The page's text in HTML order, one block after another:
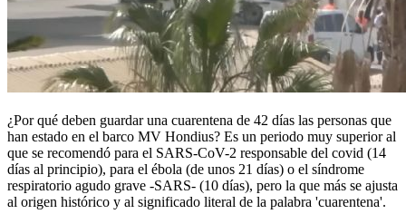
¿Por qué deben guardar una cuarentena de 42 días las personas que
han estado en el barco MV Hondius? Es un periodo muy superior al
que se recomendó para el SARS-CoV-2 responsable del covid (14
días al principio), para el ébola (de unos 21 días) o el síndrome
respiratorio agudo grave -SARS- (10 días), pero la que más se ajusta
al origen histórico y al significado literal de la palabra 'cuarentena'.